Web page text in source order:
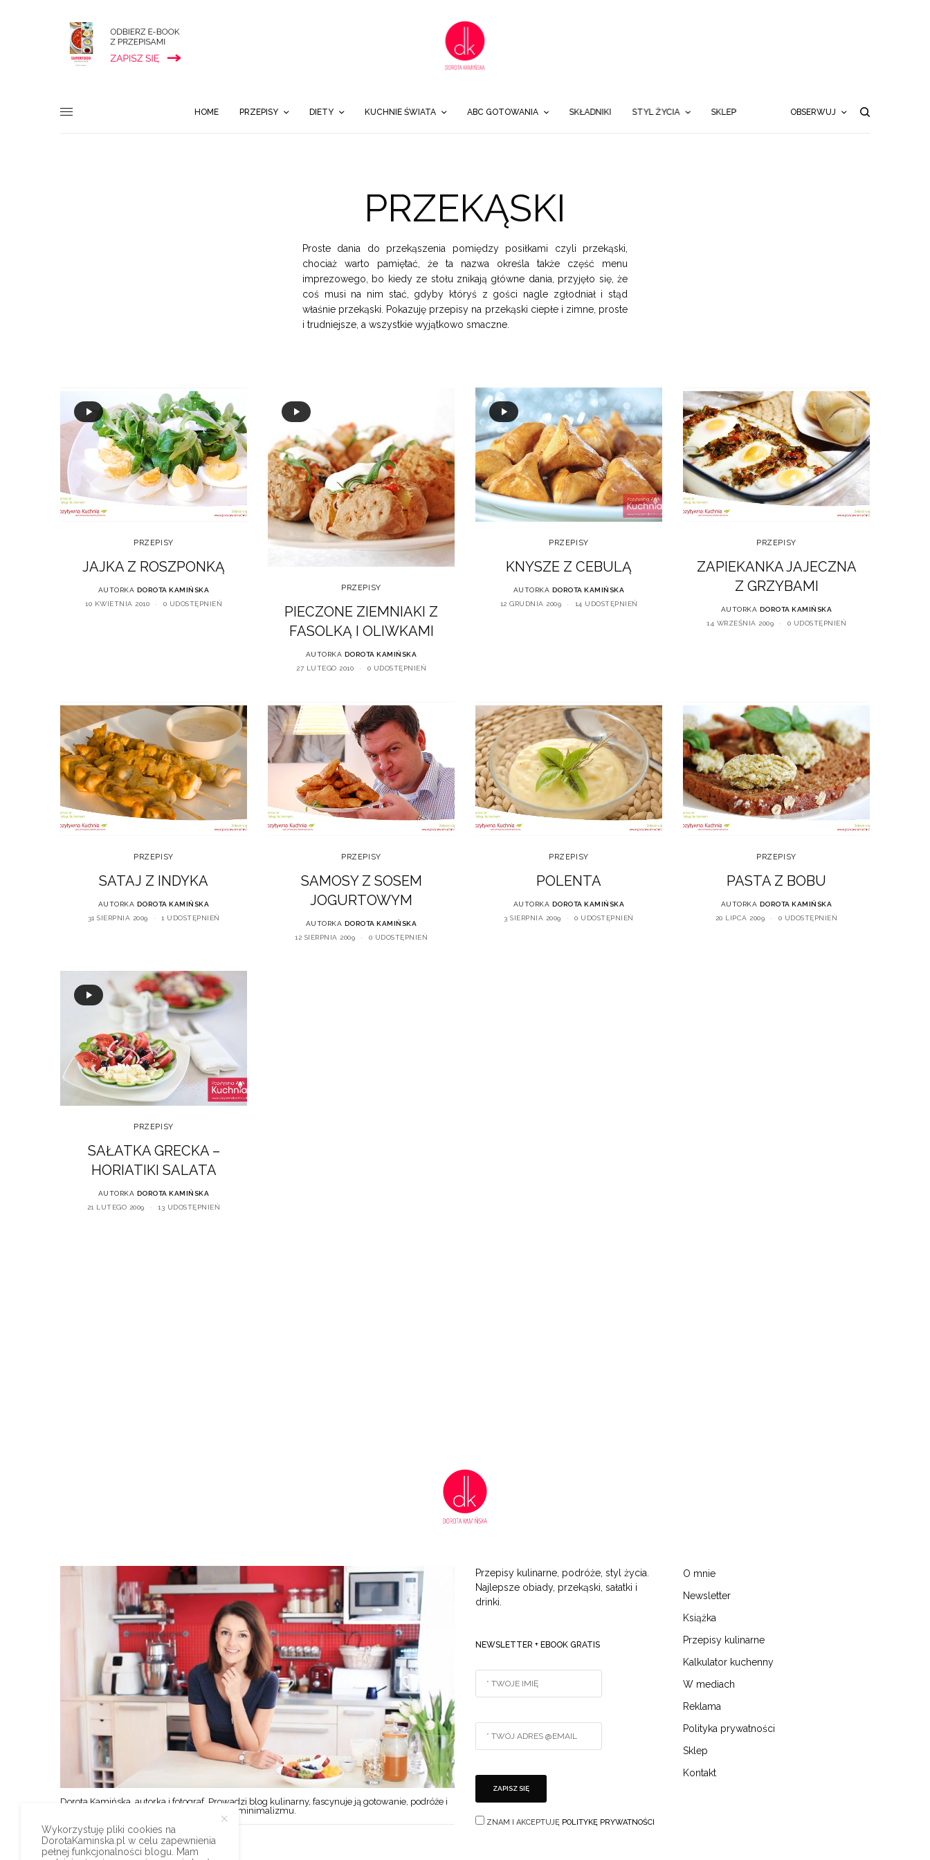
HOME PRZEPISY DIETY KUCHNIE ŚWIATA ABC GOTOWANIA SKŁADNIKI STYL ŻYCIA SKLEP OBSERWUJ
PRZEKĄSKI
Proste dania do przekąszenia pomiędzy posiłkami czyli przekąski,
chociaż warto pamiętać, że ta nazwa określa także część menu
imprezowego, bo kiedy ze stołu znikają główne dania, przyjęło się, że
coś musi na nim stać, gdyby któryś z gości nagle zgłodniał i stąd
właśnie przekąski. Pokazuję przepisy na przekąski ciepłe i zimne, proste
i trudniejsze, a wszystkie wyjątkowo smaczne.
PRZEPISY
JAJKA Z ROSZPONKĄ
AUTORKA DOROTA KAMIŃSKA
10 KWIETNIA 2010
0 UDOSTĘPNIEŃ
PRZEPISY
PIECZONE ZIEMNIAKI Z
FASOLKĄ I OLIWKAMI
AUTORKA DOROTA KAMIŃSKA
27 LUTEGO 2010
0 UDOSTĘPNIEŃ
PRZEPISY
KNYSZE Z CEBULĄ
AUTORKA DOROTA KAMIŃSKA
12 GRUDNIA 2009
14 UDOSTĘPNIEŃ
PRZEPISY
ZAPIEKANKA JAJECZNA
Z GRZYBAMI
AUTORKA DOROTA KAMIŃSKA
14 WRZEŚNIA 2009
0 UDOSTĘPNIEŃ
PRZEPISY
SATAJ Z INDYKA
AUTORKA DOROTA KAMIŃSKA
31 SIERPNIA 2009
1 UDOSTĘPNIEŃ
PRZEPISY
SAMOSY Z SOSEM
JOGURTOWYM
AUTORKA DOROTA KAMIŃSKA
12 SIERPNIA 2009
0 UDOSTĘPNIEŃ
PRZEPISY
POLENTA
AUTORKA DOROTA KAMIŃSKA
3 SIERPNIA 2009
0 UDOSTĘPNIEŃ
PRZEPISY
PASTA Z BOBU
AUTORKA DOROTA KAMIŃSKA
20 LIPCA 2009
0 UDOSTĘPNIEŃ
PRZEPISY
SAŁATKA GRECKA –
HORIATIKI SALATA
AUTORKA DOROTA KAMIŃSKA
21 LUTEGO 2009
13 UDOSTĘPNIEŃ
Dorota Kamińska, autorka i fotograf. Prowadzi blog kulinarny, fascynuje ją gotowanie, podróże i
styl życia w duchu prostoty, oszczędności i minimalizmu.
Przepisy kulinarne, podróże, styl życia.
Najlepsze obiady, przekąski, sałatki i
drinki.
NEWSLETTER + EBOOK GRATIS
ZNAM I AKCEPTUJĘ POLITYKĘ PRYWATNOŚCI
O mnie
Newsletter
Książka
Przepisy kulinarne
Kalkulator kuchenny
W mediach
Reklama
Polityka prywatności
Sklep
Kontakt
Wykorzystuję pliki cookies na
DorotaKaminska.pl w celu zapewnienia
pełnej funkcjonalności blogu. Mam